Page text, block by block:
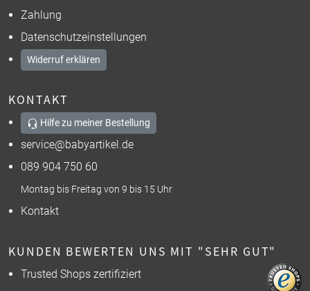
Zahlung
Datenschutzeinstellungen
Widerruf erklären
KONTAKT
Hilfe zu meiner Bestellung
service@babyartikel.de
089 904 750 60
Montag bis Freitag von 9 bis 15 Uhr
Kontakt
KUNDEN BEWERTEN UNS MIT "SEHR GUT"
Trusted Shops zertifiziert